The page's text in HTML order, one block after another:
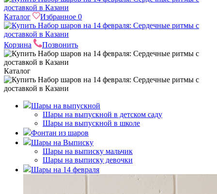
Каталог Избранное 0
Корзина Позвонить
Каталог
Шары на выпускной
Шары на выпускной в детском саду
Шары на выпускной в школе
Фонтан из шаров
Шары на Выписку
Шары на выписку мальчик
Шары на выписку девочки
Шары на 14 февраля